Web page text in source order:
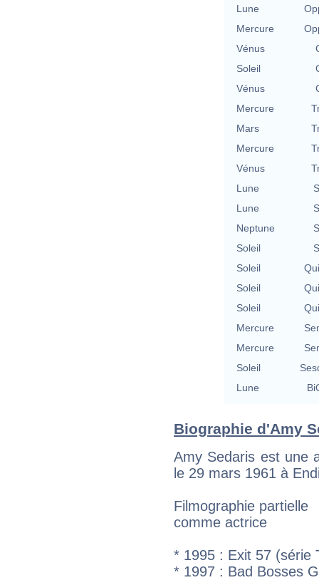
Lune
Mercure
Vénus
Soleil
Vénus
Mercure
Mars
Mercure
Vénus
Lune
Lune
Neptune
Soleil
Soleil
Soleil
Soleil
Mercure
Mercure
Soleil
Lune
Biographie d'Amy
Amy Sedaris est une
le 29 mars 1961 à
Filmographie partielle
comme actrice
* 1995 : Exit 57 (série
* 1997 : Bad Bosses